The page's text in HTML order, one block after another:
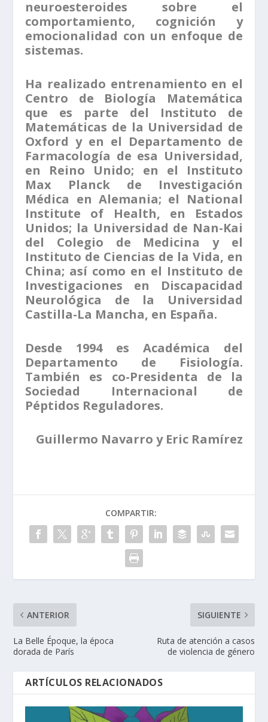
neuroesteroides sobre el
comportamiento, cognición y
emocionalidad con un enfoque de
sistemas.
Ha realizado entrenamiento en el
Centro de Biología Matemática
que es parte del Instituto de
Matemáticas de la Universidad de
Oxford y en el Departamento de
Farmacología de esa Universidad,
en Reino Unido; en el Instituto
Max Planck de Investigación
Médica en Alemania; el National
Institute of Health, en Estados
Unidos; la Universidad de Nan-Kai
del Colegio de Medicina y el
Instituto de Ciencias de la Vida, en
China; así como en el Instituto de
Investigaciones en Discapacidad
Neurológica de la Universidad
Castilla-La Mancha, en España.
Desde 1994 es Académica del
Departamento de Fisiología.
También es co-Presidenta de la
Sociedad Internacional de
Péptidos Reguladores.
Guillermo Navarro y Eric Ramírez
COMPARTIR:
ANTERIOR
La Belle Époque, la época
dorada de París
SIGUIENTE
Ruta de atención a casos
de violencia de género
ARTÍCULOS RELACIONADOS